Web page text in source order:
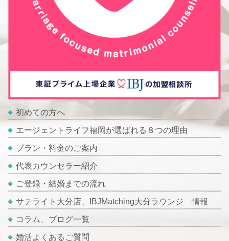
初めての方へ
エージェントライフ福岡が選ばれる８つの理由
プラン・料金のご案内
代表カウンセラー紹介
ご登録・結婚までの流れ
サテライト大分店、IBJMatching大分ラウンジ 情報
コラム、ブログ一覧
婚活よくあるご質問